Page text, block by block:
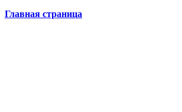
Главная страница